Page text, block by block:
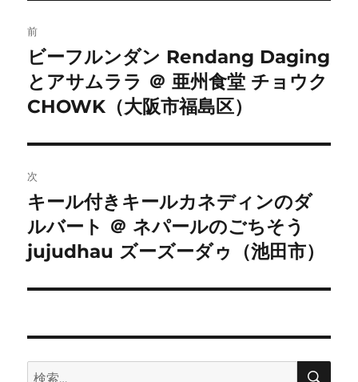
稿
ナ
ビ
ゲ
ー
シ
ョ
ン
前
前
の
投
ビーフルンダン Rendang Daging
とアサムララ ＠ 亜州食堂 チョウク
CHOWK（大阪市福島区）
次
次
の
投
キール付きキールカネディンのダ
ルバート ＠ ネパールのごちそう
jujudhau ズーズーダゥ（池田市）
検
検